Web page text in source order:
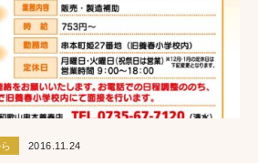
2016.11.24